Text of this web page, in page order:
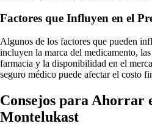
Factores que Influyen en el
Algunos de los factores que pueden
incluyen la marca del medicamento,
farmacia y la disponibilidad en el
seguro médico puede afectar el costo
Consejos para Ahorrar
Montelukast